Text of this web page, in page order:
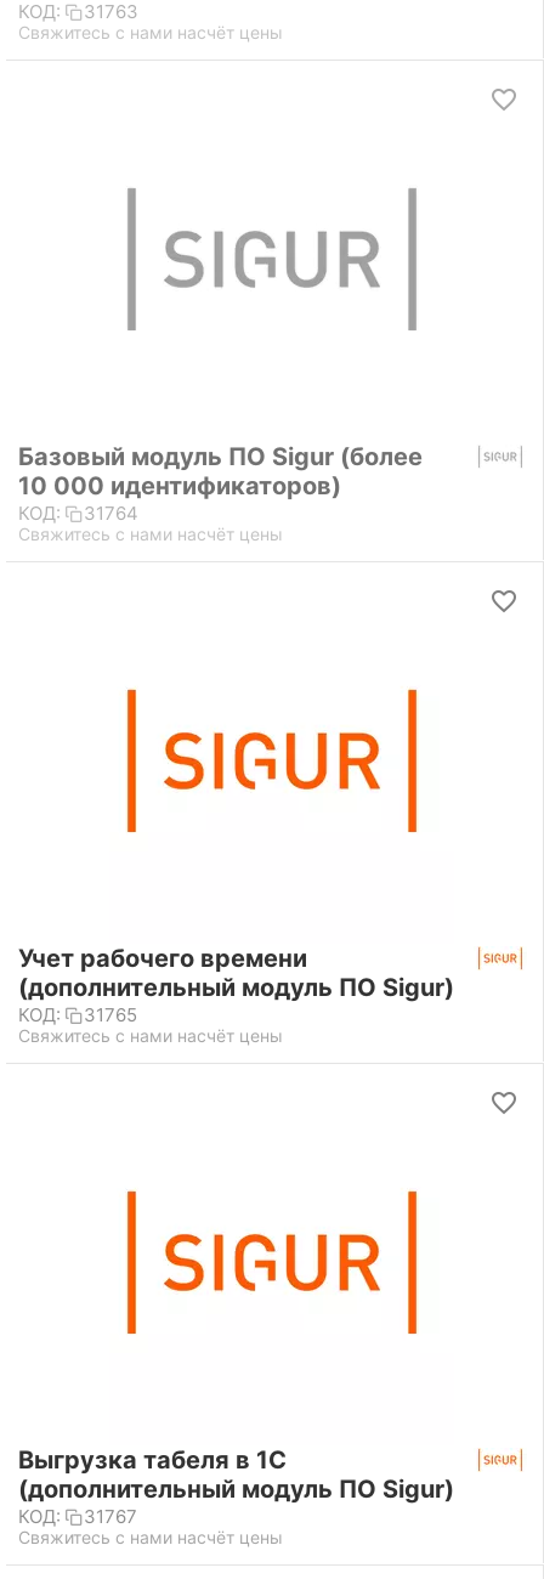
КОД: 31763
Свяжитесь с нами насчёт цены
Базовый модуль ПО Sigur (более
10 000 идентификаторов)
КОД: 31764
Свяжитесь с нами насчёт цены
Учет рабочего времени
(дополнительный модуль ПО Sigur)
КОД: 31765
Свяжитесь с нами насчёт цены
Выгрузка табеля в 1С
(дополнительный модуль ПО Sigur)
КОД: 31767
Свяжитесь с нами насчёт цены